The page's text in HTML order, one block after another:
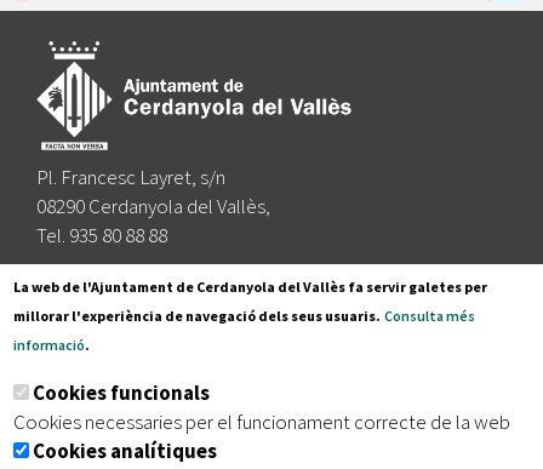
Pl. Francesc Layret, s/n
08290 Cerdanyola del Vallès,
Tel. 935 80 88 88
Segueix-nos a:
Subscriu-te al nostre butlletí
Inici | Avís legal | Protecció de dades
La web de l'Ajuntament de Cerdanyola del Vallès fa servir galetes per
millorar l'experiència de navegació dels seus usuaris. Consulta més
informació.
Cookies funcionals
Cookies necessaries per el funcionament correcte de la web
Cookies analítiques